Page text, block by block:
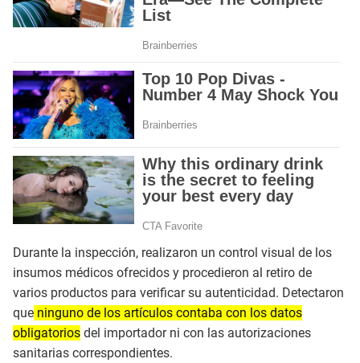
Durante la inspección, realizaron un control visual de los
insumos médicos ofrecidos y procedieron al retiro de
varios productos para verificar su autenticidad. Detectaron
que ninguno de los artículos contaba con los datos
obligatorios del importador ni con las autorizaciones
sanitarias correspondientes.